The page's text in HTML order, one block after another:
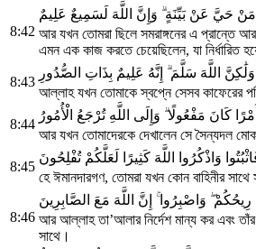
8:42
مَنْ حَيَّ عَنْ بَيِّنَةٍ ۗ وَإِنَّ اللَّهَ لَسَمِيعٌ عَلِيمٌ
আর যখন তোমরা ছিলে সমরাঙ্গনের এ প্রান্তে
এমন এক কাজ করতে চেয়েছিলেন, যা নির্ধারিত
8:43
وَلَٰكِنَّ اللَّهَ سَلَّمَ ۗ إِنَّهُ عَلِيمٌ بِذَاتِ الصُّدُورِ
আল্লাহ যখন তোমাকে স্বপ্নে সেসব কাফেরের
8:44
كَانَ مَفْعُولًا ۗ وَإِلَى اللَّهِ تُرْجَعُ الْأُمُورُ
আর যখন তোমাদেরকে দেখালেন সে সৈন্যদল
8:45
وَاذْكُرُوا اللَّهَ كَثِيرًا لَعَلَّكُمْ تُفْلِحُونَ
হে ঈমানদারগণ, তোমরা যখন কোন বাহিনীর
8:46
رِيحُكُمْ ۖ وَاصْبِرُوا ۚ إِنَّ اللَّهَ مَعَ الصَّابِرِينَ
আর আল্লাহ তা’আলার নির্দেশ মান্য কর এবং তাঁর
সাথে।